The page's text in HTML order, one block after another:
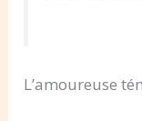
L’amoureuse